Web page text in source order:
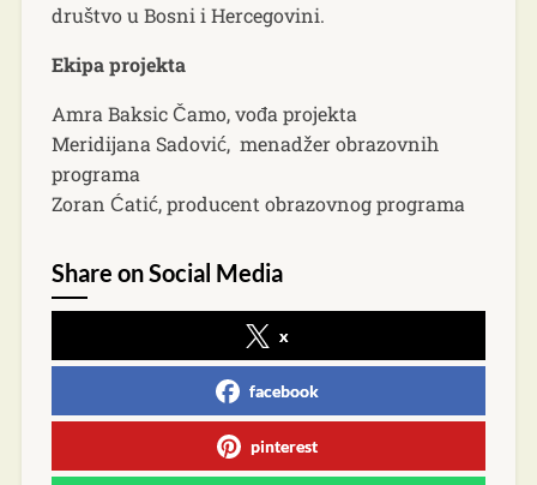
društvo u Bosni i Hercegovini.
Ekipa projekta
Amra Baksic Čamo, vođa projekta
Meridijana Sadović, menadžer obrazovnih
programa
Zoran Ćatić, producent obrazovnog programa
Share on Social Media
x
facebook
pinterest